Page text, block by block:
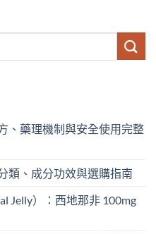
、藥理機制與安全使用完整
類、成分功效與選購指南
Jelly）：西地那非 100mg​